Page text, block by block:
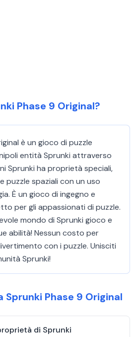
Phase 9 Original?
è un gioco di puzzle
entità Sprunki attraverso
Sprunki ha proprietà speciali,
puzzle spaziali con un uso
È un gioco di ingegno e
per gli appassionati di puzzle.
mondo di Sprunki gioco e
abilità! Nessun costo per
con i puzzle. Unisciti
Sprunki!
Sprunki Phase 9 Original
di Sprunki